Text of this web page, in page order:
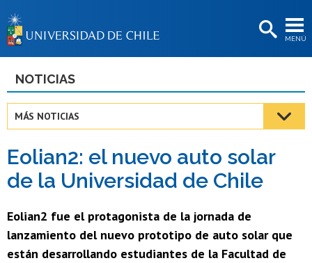
MENÚ
BIBLIOTECAS
Estudiantes
Académicas/os
Funcionarias/os
Egresadas/os
NOTICIAS
MÁS NOTICIAS
Eolian2: el nuevo auto solar
de la Universidad de Chile
Eolian2 fue el protagonista de la jornada de
lanzamiento del nuevo prototipo de auto solar que
están desarrollando estudiantes de la Facultad de